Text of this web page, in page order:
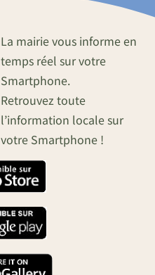
La mairie vous informe en
temps réel sur votre
Smartphone.
Retrouvez toute
l’information locale sur
votre Smartphone !